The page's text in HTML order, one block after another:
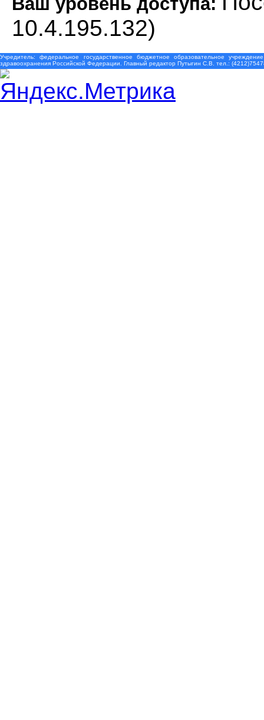
10.4.195.132)
Учредитель: федеральное государственное бюджетное образовательное
здравоохранения Российской Федерации. Главный редактор Путыгин С.В. тел.: